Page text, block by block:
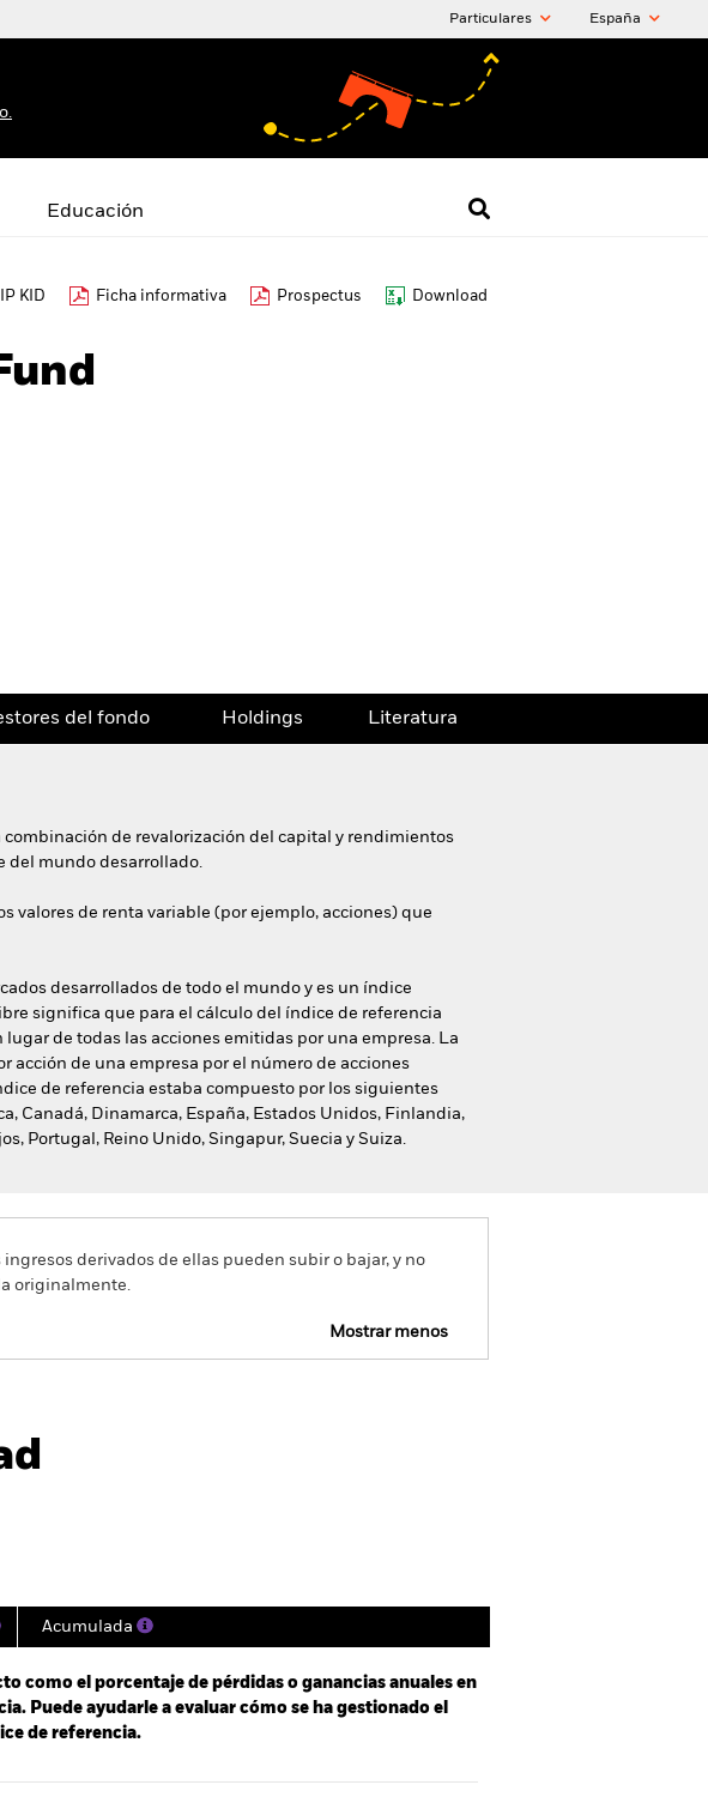
Particulares España
Educación
KID Ficha informativa Prospectus Download
del fondo Holdings Literatura
de revalorización del capital y rendimientos
del mundo desarrollado.
valores de renta variable (por ejemplo, acciones) que
desarrollados de todo el mundo y es un índice
significa que para el cálculo del índice de referencia
de todas las acciones emitidas por una empresa. La
de una empresa por el número de acciones
de referencia estaba compuesto por los siguientes
Canadá, Dinamarca, España, Estados Unidos, Finlandia,
Portugal, Reino Unido, Singapur, Suecia y Suiza.
ingresos derivados de ellas pueden subir o bajar, y no
originalmente.
Mostrar menos
del fondo
Acumulada
como el porcentaje de pérdidas o ganancias anuales en
Puede ayudarle a evaluar cómo se ha gestionado el
de referencia.